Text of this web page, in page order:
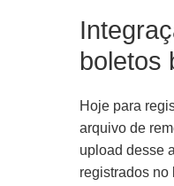
boletos
Hoje para
arquivo de
upload desse
registrados no